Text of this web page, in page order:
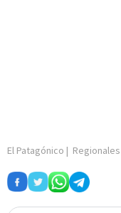
El Patagónico | Regionales